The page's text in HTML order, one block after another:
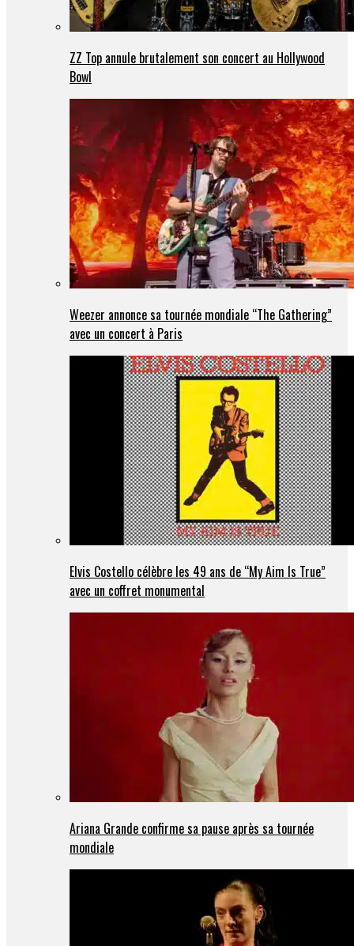
ZZ Top annule brutalement son concert au Hollywood
Bowl
Weezer annonce sa tournée mondiale “The Gathering”
avec un concert à Paris
Elvis Costello célèbre les 49 ans de “My Aim Is True”
avec un coffret monumental
Ariana Grande confirme sa pause après sa tournée
mondiale